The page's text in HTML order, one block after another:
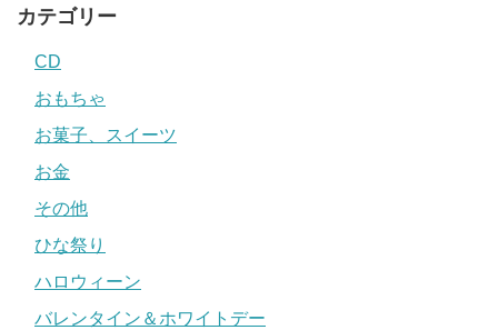
カテゴリー
CD
おもちゃ
お菓子、スイーツ
お金
その他
ひな祭り
ハロウィーン
バレンタイン＆ホワイトデー